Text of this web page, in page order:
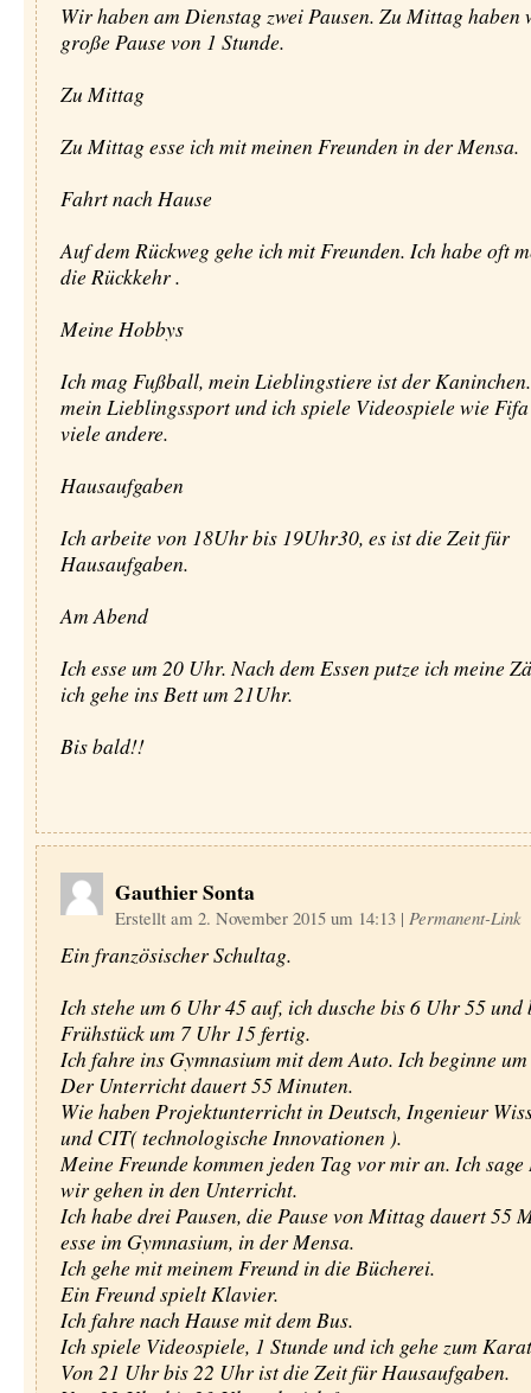
Wir haben am Dienstag zwei Pausen. Zu Mittag haben
große Pause von 1 Stunde.
Zu Mittag
Zu Mittag esse ich mit meinen Freunden in der Mensa.
Fahrt nach Hause
Auf dem Rückweg gehe ich mit Freunden. Ich habe oft
die Rückkehr .
Meine Hobbys
Ich mag Fußball, mein Lieblingstiere ist der
mein Lieblingssport und ich spiele Videospiele wie
viele andere.
Hausaufgaben
Ich arbeite von 18Uhr bis 19Uhr30, es ist die Zeit für
Hausaufgaben.
Am Abend
Ich esse um 20 Uhr. Nach dem Essen putze ich meine
ich gehe ins Bett um 21Uhr.
Bis bald!!
Gauthier Sonta
Erstellt am 2. November 2015 um 14:13 | Permanent-Link
Ein französischer Schultag.
Ich stehe um 6 Uhr 45 auf, ich dusche bis 6 Uhr 55 und
Frühstück um 7 Uhr 15 fertig.
Ich fahre ins Gymnasium mit dem Auto. Ich beginne
Der Unterricht dauert 55 Minuten.
Wie haben Projektunterricht in Deutsch, Ingenieur
und CIT( technologische Innovationen ).
Meine Freunde kommen jeden Tag vor mir an. Ich
wir gehen in den Unterricht.
Ich habe drei Pausen, die Pause von Mittag dauert 55
esse im Gymnasium, in der Mensa.
Ich gehe mit meinem Freund in die Bücherei.
Ein Freund spielt Klavier.
Ich fahre nach Hause mit dem Bus.
Ich spiele Videospiele, 1 Stunde und ich gehe zum
Von 21 Uhr bis 22 Uhr ist die Zeit für Hausaufgaben.